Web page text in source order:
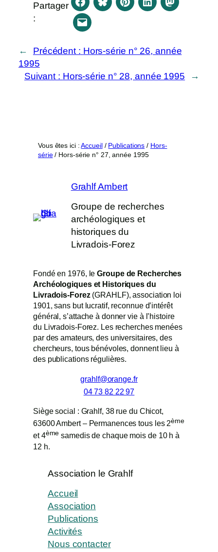
Partager
:
← Précédent : Hors-série n° 26, année
1995
Suivant : Hors-série n° 28, année 1995 →
Vous êtes ici :Accueil/ Publications / Hors-
série/ Hors-série n° 27, année 1995
Grahlf Ambert
Groupe de recherches
archéologiques et
historiques du
Livradois-Forez
Fondé en 1976, leGroupe de Recherches
Archéologiques et Historiques du
Livradois-Forez(GRAHLF), association loi
1901, sans but lucratif, reconnue d’intérêt
général, s’attache à donner vie à l’histoire
du Livradois-Forez. Les recherches menées
par des amateurs, des universitaires, des
chercheurs, tous bénévoles, donnent lieu à
des publications régulières.
grahlf@orange.fr
04 73 82 22 97
Siège social : Grahlf, 38 rue du Chicot,
63600 Ambert – Permanences tous les 2ème
et 4ème samedis de chaque mois de 10 h à
12 h.
Association le Grahlf
Accueil
Association
Publications
Activités
Nous contacter
Nécessaire
Ces cookies ne
facultatifs, ils
sont
nécessaires au
fonctionnement
n'utilisez
aucune
compte
utilisateur).
puissions
améliorer la
fonctionnalité et
la structure du
site Web, en
fonction de la
façon dont ce
dernier est
utilisé. Bien
Automattic ou
leurs
partenaires
pour établir
Experience
Afin que notre site
Web fonctionne
aussi bien que